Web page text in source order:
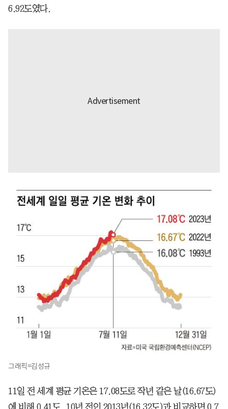
6.92도였다.
그래픽=김성규
11일 전 세계 평균 기온은 17.08도로 작년 같은 날(16.67도)
에 비해 0.41도, 10년 전인 2013년(16.32도)과 비교하면 0.7